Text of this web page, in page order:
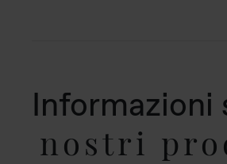
Informazioni
nostri